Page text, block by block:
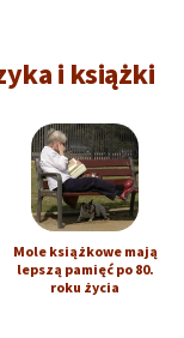
i książki
Mole książkowe mają
lepszą pamięć po 80.
roku życia